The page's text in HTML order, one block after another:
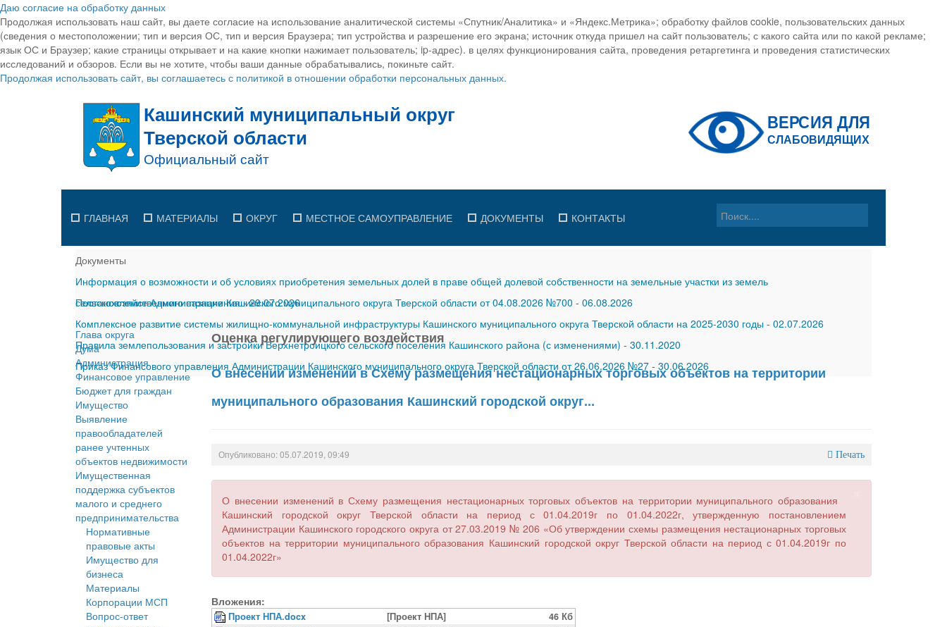
Даю согласие на обработку данных
Продолжая использовать наш сайт, вы даете согласие на использование аналитической системы «Спутник/Аналитика» и «Яндекс.Метрика»; обработку файлов cookie, пользовательских данных
(сведения о местоположении; тип и версия ОС, тип и версия Браузера; тип устройства и разрешение его экрана; источник откуда пришел на сайт пользователь; с какого сайта или по какой рекламе;
язык ОС и Браузер; какие страницы открывает и на какие кнопки нажимает пользователь; ip-адрес). в целях функционирования сайта, проведения ретаргетинга и проведения статистических
исследований и обзоров. Если вы не хотите, чтобы ваши данные обрабатывались, покиньте сайт.
Продолжая использовать сайт, вы соглашаетесь с политикой в отношении обработки персональных данных.
ГЛАВНАЯ МАТЕРИАЛЫ ОКРУГ МЕСТНОЕ САМОУПРАВЛЕНИЕ ДОКУМЕНТЫ КОНТАКТЫ
Документы
Информация о возможности и об условиях приобретения земельных долей в праве общей долевой собственности на земельные участки из земель
сельскохозяйственного назначения-29.07.2026
Постановление Администрации Кашинского муниципального округа Тверской области от 04.08.2026 №700 - 06.08.2026
Комплексное развитие системы жилищно-коммунальной инфраструктуры Кашинского муниципального округа Тверской области на 2025-2030 годы - 02.07.2026
Правила землепользования и застройки Верхнетроицкого сельского поселения Кашинского района (с изменениями) - 30.11.2020
Приказ Финансового управления Администрации Кашинского муниципального округа Тверской области от 26.06.2026 №27 - 30.06.2026
Глава округа
Дума
Администрация
Финансовое управление
Бюджет для граждан
Имущество
Выявление
правообладателей
ранее учтенных
объектов недвижимости
Имущественная
поддержка субъектов
малого и среднего
предпринимательства
Нормативные
правовые акты
Имущество для
бизнеса
Материалы
Корпорации МСП
Вопрос-ответ
Оценка регулирующего воздействия
О внесении изменений в Схему размещения нестационарных торговых объектов на территории
муниципального образования Кашинский городской округ...
Опубликовано: 05.07.2019, 09:49 Печать
О внесении изменений в Схему размещения нестационарных торговых объектов на территории муниципального образования
Кашинский городской округ Тверской области на период с 01.04.2019г по 01.04.2022г, утвержденную постановлением
Администрации Кашинского городского округа от 27.03.2019 № 206 «Об утверждении схемы размещения нестационарных торговых
объектов на территории муниципального образования Кашинский городской округ Тверской области на период с 01.04.2019г по
01.04.2022г»
Вложения:
Проект НПА.docx [Проект НПА]
46 Кб